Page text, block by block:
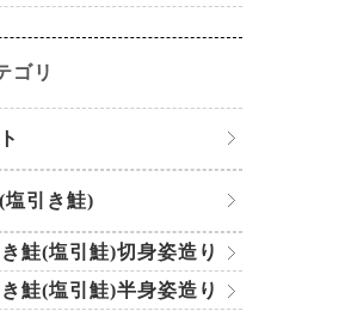
ゴリ
塩引き鮭)
鮭(塩引鮭)切身姿造り
鮭(塩引鮭)半身姿造り